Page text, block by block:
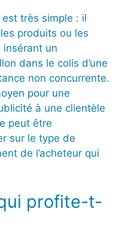
est très simple : il
produits ou les
insérant un
dans le colis d’une
non concurrente.
pour une
à une clientèle
peut être
sur le type de
de l’acheteur qui
qui profite-t-